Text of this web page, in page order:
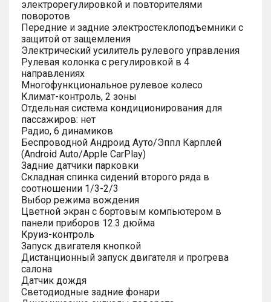
электрорегулировкой и повторителями
поворотов
Передние и задние электростеклоподъемники с
защитой от защемления
Электрический усилитель рулевого управления
Рулевая колонка с регулировкой в 4
направлениях
Многофункциональное рулевое колесо
Климат-контроль, 2 зоны
Отдельная система кондиционирования для
пассажиров: нет
Радио, 6 динамиков
Беспроводной Андроид Ауто/Эппл Карплей
(Android Auto/Apple CarPlay)
Задние датчики парковки
Складная спинка сидений второго ряда в
соотношении 1/3-2/3
Выбор режима вождения
Цветной экран с бортовым компьютером в
панели приборов 12.3 дюйма
Круиз-контроль
Запуск двигателя кнопкой
Дистанционный запуск двигателя и прогрева
салона
Датчик дождя
Светодиодные задние фонари